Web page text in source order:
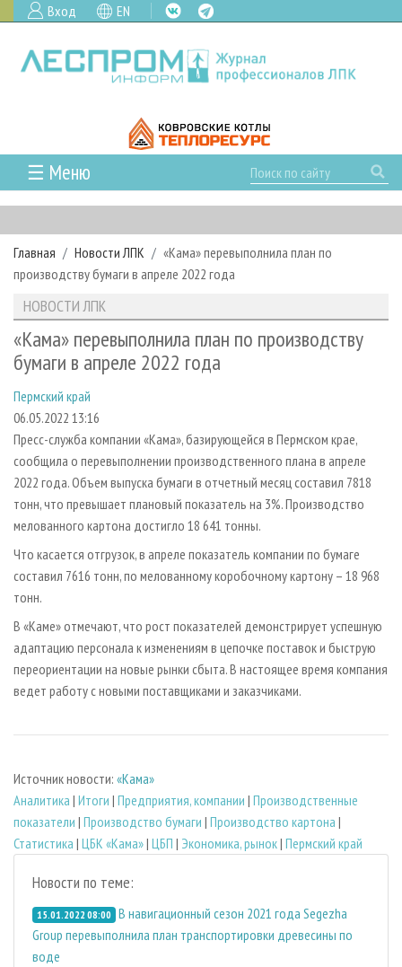
Вход EN
☰ Меню
ГЛАВНАЯ
РУБРИКИ И ТЕМЫ
РУБРИКИ ЖУРНАЛА
ЛЕСОЗАГОТОВКА
ЛЕСОПИЛЕНИЕ
СУШКА ДРЕВЕСИНЫ
ПРОИЗВОДСТВО ДРЕВЕСНЫХ ПЛИТ
ДЕРЕВЯННОЕ ДОМОСТРОЕНИЕ
ПРОИЗВОДСТВО МЕБЕЛИ
БИОЭНЕРГЕТИКА
ЦБП
НОВОСТИ
НОВОСТИ ЛПК
НОВОСТИ ЖУРНАЛА
ПРОЕКТЫ ЛПИ
АНАЛИТИКА
ПРЕДПРИЯТИЯ ЛПК
ПЕРСОНЫ
МОБИЛЬНЫЕ ВЫСТАВКИ
ОФИЦИАЛЬНЫЕ ДЕЛЕГАЦИИ
ПРИОРИТЕТНЫЕ ИНВЕСТПРОЕКТЫ
RUSSIAN FORESTRY REVIEW
ГАЗЕТА ЛЕСПРОМФОРУМ
АРХИВ
АРХИВ ЖУРНАЛОВ
О ЖУРНАЛЕ
ПОДПИСКА
КОНТАКТЫ
РЕКЛАМОДАТЕЛЯМ
РЕКЛАМА
РЕКЛАМА НА САЙТЕ
Главная Новости ЛПК
«Кама» перевыполнила план по
производству бумаги в апреле 2022 года
НОВОСТИ ЛПК
«Кама» перевыполнила план по производству
бумаги в апреле 2022 года
Пермский край
06.05.2022 13:16
Пресс-служба компании «Кама», базирующейся в Пермском крае,
сообщила о перевыполнении производственного плана в апреле
2022 года. Объем выпуска бумаги в отчетный месяц составил 7818
тонн, что превышает плановый показатель на 3%. Производство
мелованного картона достигло 18 641 тонны.
Что касается отгрузок, в апреле показатель компании по бумаге
составил 7616 тонн, по мелованному коробочному картону – 18 968
тонн.
В «Каме» отмечают, что рост показателей демонстрирует успешную
адаптацию персонала к изменениям в цепочке поставок и быструю
переориентации на новые рынки сбыта. В настоящее время компания
ведет работу с новыми поставщиками и заказчиками.
Источник новости: «Кама»
Аналитика | Итоги | Предприятия, компании | Производственные
показатели | Производство бумаги | Производство картона |
Статистика | ЦБК «Кама»| ЦБП | Экономика, рынок| Пермский край
Новости по теме:
15.01.2022 08:00 В навигационный сезон 2021 года Segezha
Group перевыполнила план транспортировки древесины по
воде